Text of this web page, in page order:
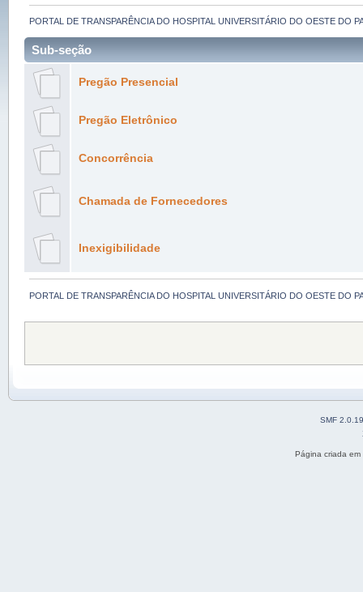
PORTAL DE TRANSPARÊNCIA DO HOSPITAL UNIVERSITÁRIO DO OESTE DO
Sub-seção
Pregão Presencial
Pregão Eletrônico
Concorrência
Chamada de Fornecedores
Inexigibilidade
PORTAL DE TRANSPARÊNCIA DO HOSPITAL UNIVERSITÁRIO DO OESTE DO
SMF 2.0.19
Página criada